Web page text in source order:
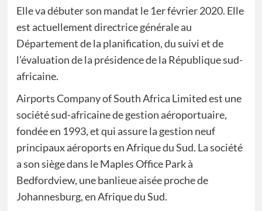
Elle va débuter son mandat le 1er février 2020. Elle
est actuellement directrice générale au
Département de la planification, du suivi et de
l’évaluation de la présidence de la République sud-
africaine.
Airports Company of South Africa Limited est une
société sud-africaine de gestion aéroportuaire,
fondée en 1993, et qui assure la gestion neuf
principaux aéroports en Afrique du Sud. La société
a son siège dans le Maples Office Park à
Bedfordview, une banlieue aisée proche de
Johannesburg, en Afrique du Sud.